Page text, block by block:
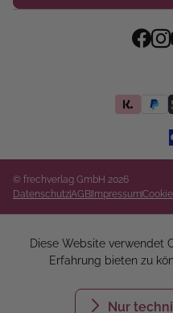
© frechverlag GmbH 2026
DatenschutzAGB Impressum
Diese Website verwendet
Erfahrung bieten zu
Nur